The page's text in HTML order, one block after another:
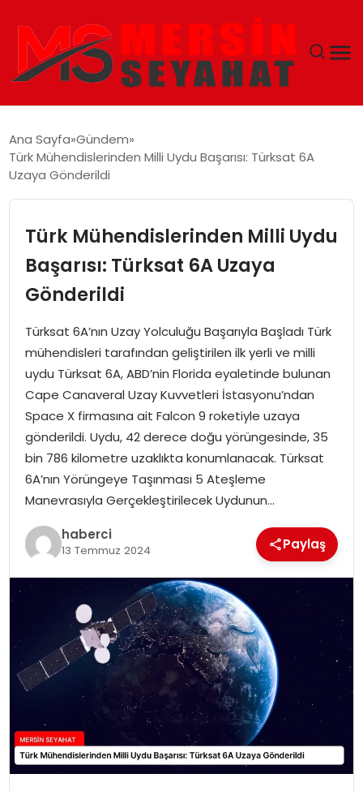
EKONOMI
GÜNCEL
Ana Sayfa Gündem
Türk Mühendislerinden Milli Uydu Başarısı: Türksat 6A
Uzaya Gönderildi
Türk Mühendislerinden Milli Uydu
Başarısı: Türksat 6A Uzaya
Gönderildi
Türksat 6A’nın Uzay Yolculuğu Başarıyla Başladı Türk
mühendisleri tarafından geliştirilen ilk yerli ve milli
uydu Türksat 6A, ABD’nin Florida eyaletinde bulunan
Cape Canaveral Uzay Kuvvetleri İstasyonu’ndan
Space X firmasına ait Falcon 9 roketiyle uzaya
gönderildi. Uydu, 42 derece doğu yörüngesinde, 35
bin 786 kilometre uzaklıkta konumlanacak. Türksat
6A’nın Yörüngeye Taşınması 5 Ateşleme
Manevrasıyla Gerçekleştirilecek Uydunun…
haberci
13 Temmuz 2024 Paylaş